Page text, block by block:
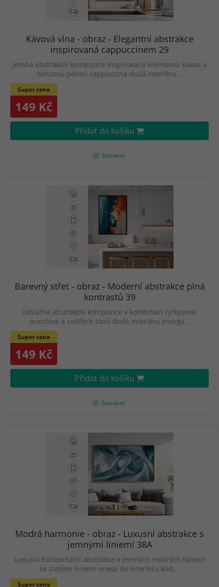
Kávová vlna - obraz - Elegantní abstrakce
inspirovaná cappuccinem 29
Jemná abstraktní kompozice inspirovaná krémovou kávou a
bohatou pěnou cappuccina dodá interiéru…
Super cena
149 Kč
Přidat do košíku
Skladem
Barevný střet - obraz - Moderní abstrakce plná
kontrastů 39
Odvážná abstraktní kompozice v kombinaci tyrkysové,
oranžové a světlých tónů dodá interiéru energii…
Super cena
149 Kč
Přidat do košíku
Skladem
Modrá harmonie - obraz - Luxusní abstrakce s
jemnými liniemi 38A
Luxusní horizontální abstrakce v jemných modrých tónech
se zlatými liniemi vnese do interiéru klid,…
Super cena